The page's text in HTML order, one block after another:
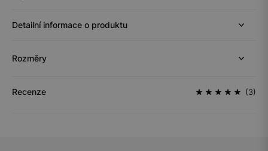
Detailní informace o produktu
Rozměry
Recenze (3)